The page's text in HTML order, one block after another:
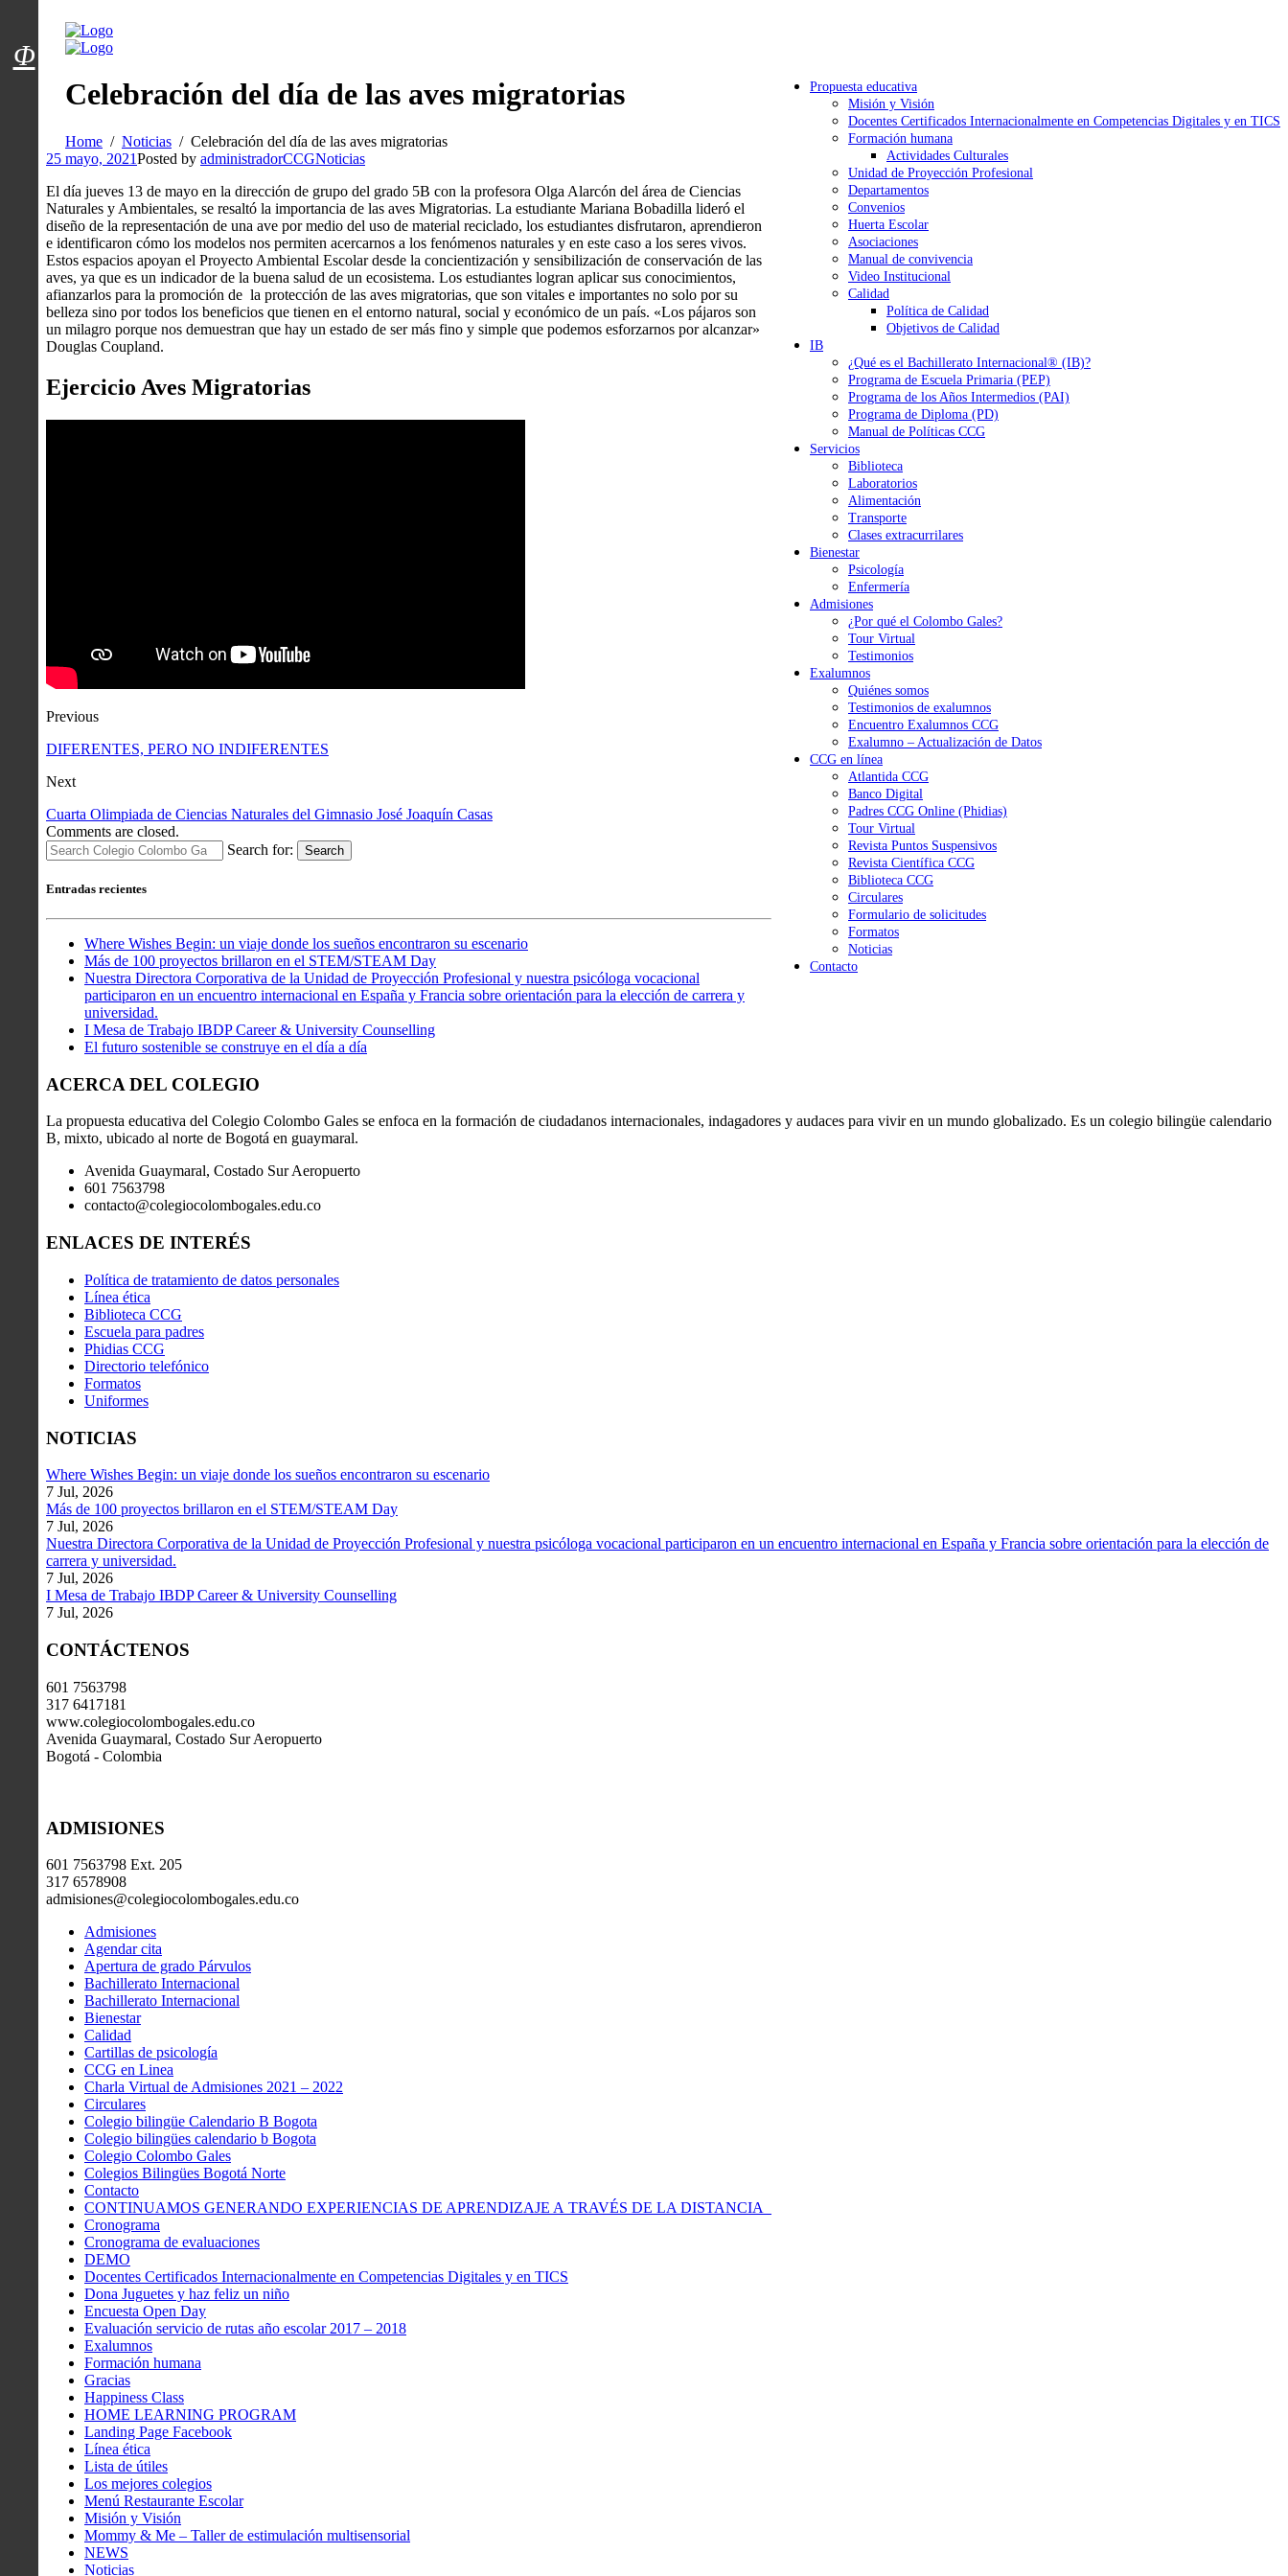
Menú usuarios
Propuesta educativa
Misión y Visión
Docentes Certificados Internacionalmente en Competencias Digitales y en TICS
Formación humana
Actividades Culturales
Unidad de Proyección Profesional
Departamentos
Convenios
Huerta Escolar
Asociaciones
Manual de convivencia
Video Institucional
Calidad
Política de Calidad
Objetivos de Calidad
IB
¿Qué es el Bachillerato Internacional® (IB)?
Programa de Escuela Primaria (PEP)
Programa de los Años Intermedios (PAI)
Programa de Diploma (PD)
Manual de Políticas CCG
Servicios
Biblioteca
Laboratorios
Alimentación
Transporte
Clases extracurrilares
Bienestar
Psicología
Enfermería
Admisiones
¿Por qué el Colombo Gales?
Tour Virtual
Testimonios
Exalumnos
Quiénes somos
Testimonios de exalumnos
Encuentro Exalumnos CCG
Exalumno – Actualización de Datos
CCG en línea
Atlantida CCG
Banco Digital
Padres CCG Online (Phidias)
Tour Virtual
Revista Puntos Suspensivos
Revista Científica CCG
Biblioteca CCG
Circulares
Formulario de solicitudes
Formatos
Noticias
Contacto
Celebración del día de las aves migratorias
Home Noticias
Celebración del día de las aves migratorias
25 mayo, 2021Posted by administradorCCGNoticias
El día jueves 13 de mayo en la dirección de grupo del grado 5B con la profesora Olga Alarcón del área de Ciencias
Naturales y Ambientales, se resaltó la importancia de las aves Migratorias. La estudiante Mariana Bobadilla lideró el
diseño de la representación de una ave por medio del uso de material reciclado, los estudiantes disfrutaron, aprendieron
e identificaron cómo los modelos nos permiten acercarnos a los fenómenos naturales y en este caso a los seres vivos.
Estos espacios apoyan el Proyecto Ambiental Escolar desde la concientización y sensibilización de conservación de las
aves, ya que es un indicador de la buena salud de un ecosistema. Los estudiantes logran aplicar sus conocimientos,
afianzarlos para la promoción de la protección de las aves migratorias, que son vitales e importantes no solo por su
belleza sino por todos los beneficios que tienen en el entorno natural, social y económico de un país. «Los pájaros son
un milagro porque nos demuestran que hay un estado de ser más fino y simple que podemos esforzarnos por alcanzar»
Douglas Coupland.
Ejercicio Aves Migratorias
Previous
DIFERENTES, PERO NO INDIFERENTES
Next
Cuarta Olimpiada de Ciencias Naturales del Gimnasio José Joaquín Casas
Comments are closed.
Search for:
Search
Entradas recientes
Where Wishes Begin: un viaje donde los sueños encontraron su escenario
Más de 100 proyectos brillaron en el STEM/STEAM Day
Nuestra Directora Corporativa de la Unidad de Proyección Profesional y nuestra psicóloga vocacional
participaron en un encuentro internacional en España y Francia sobre orientación para la elección de carrera y
universidad.
I Mesa de Trabajo IBDP Career & University Counselling
El futuro sostenible se construye en el día a día
ACERCA DEL COLEGIO
La propuesta educativa del Colegio Colombo Gales se enfoca en la formación de ciudadanos internacionales, indagadores y audaces para vivir en un mundo globalizado. Es un colegio bilingüe calendario
B, mixto, ubicado al norte de Bogotá en guaymaral.
Avenida Guaymaral, Costado Sur Aeropuerto
601 7563798
contacto@colegiocolombogales.edu.co
ENLACES DE INTERÉS
Política de tratamiento de datos personales
Línea ética
Biblioteca CCG
Escuela para padres
Phidias CCG
Directorio telefónico
Formatos
Uniformes
NOTICIAS
Where Wishes Begin: un viaje donde los sueños encontraron su escenario
7 Jul, 2026
Más de 100 proyectos brillaron en el STEM/STEAM Day
7 Jul, 2026
Nuestra Directora Corporativa de la Unidad de Proyección Profesional y nuestra psicóloga vocacional participaron en un encuentro internacional en España y Francia sobre orientación para la elección de
carrera y universidad.
7 Jul, 2026
I Mesa de Trabajo IBDP Career & University Counselling
7 Jul, 2026
CONTÁCTENOS
601 7563798
317 6417181
www.colegiocolombogales.edu.co
Avenida Guaymaral, Costado Sur Aeropuerto
Bogotá - Colombia
ADMISIONES
601 7563798 Ext. 205
317 6578908
admisiones@colegiocolombogales.edu.co
Admisiones
Agendar cita
Apertura de grado Párvulos
Bachillerato Internacional
Bachillerato Internacional
Bienestar
Calidad
Cartillas de psicología
CCG en Linea
Charla Virtual de Admisiones 2021 – 2022
Circulares
Colegio bilingüe Calendario B Bogota
Colegio bilingües calendario b Bogota
Colegio Colombo Gales
Colegios Bilingües Bogotá Norte
Contacto
CONTINUAMOS GENERANDO EXPERIENCIAS DE APRENDIZAJE A TRAVÉS DE LA DISTANCIA
Cronograma
Cronograma de evaluaciones
DEMO
Docentes Certificados Internacionalmente en Competencias Digitales y en TICS
Dona Juguetes y haz feliz un niño
Encuesta Open Day
Evaluación servicio de rutas año escolar 2017 – 2018
Exalumnos
Formación humana
Gracias
Happiness Class
HOME LEARNING PROGRAM
Landing Page Facebook
Línea ética
Lista de útiles
Los mejores colegios
Menú Restaurante Escolar
Misión y Visión
Mommy & Me – Taller de estimulación multisensorial
NEWS
Noticias
Φ